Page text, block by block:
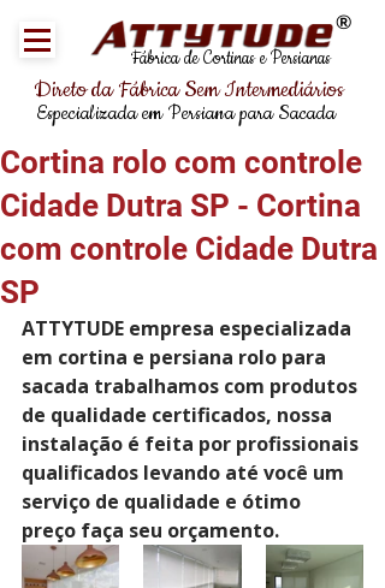
Fábrica de Cortinas e Persianas
®
Direto da Fábrica Sem Intermediários
Especializada em Persiana para Sacada
Cortina rolo com controle
Cidade Dutra SP - Cortina
com controle Cidade Dutra
SP
ATTYTUDE empresa especializada
em cortina e persiana rolo para
sacada trabalhamos com produtos
de qualidade certificados, nossa
instalação é feita por profissionais
qualificados levando até você um
serviço de qualidade e ótimo
preço faça seu orçamento.